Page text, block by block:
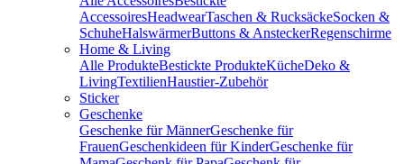
AccessoiresHeadwearTaschen & RucksäckeSocken &
SchuheHalswärmerButtons & AnsteckerRegenschirme
Home & Living
Alle ProdukteBestickte ProdukteKücheDeko &
LivingTextilienHaustier-Zubehör
Sticker
Geschenke
Geschenke für MännerGeschenke für
FrauenGeschenkideen für KinderGeschenke für